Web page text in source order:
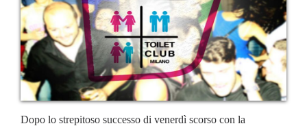
Dopo lo strepitoso successo di venerdì scorso con la